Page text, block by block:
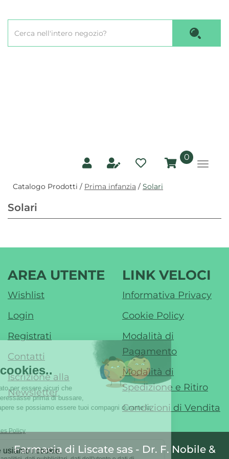
principale
Prodotto
0prodotti
inseriti
Catalogo Prodotti / Prima infanzia / Solari
Solari
AREA UTENTE
Wishlist
Login
Registrati
Contatti
Iscrizione alla
Newsletter
LINK VELOCI
Informativa Privacy
Cookie Policy
Modalità di
Pagamento
Modalità di
Spedizione e Ritiro
Condizioni di Vendita
Farmacia di Liscate sas - Dr. F. Nobile &